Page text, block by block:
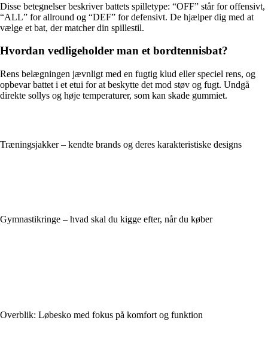
Disse betegnelser beskriver battets spilletype: “OFF” står for offensivt,
“ALL” for allround og “DEF” for defensivt. De hjælper dig med at
vælge et bat, der matcher din spillestil.
Hvordan vedligeholder man et bordtennisbat?
Rens belægningen jævnligt med en fugtig klud eller speciel rens, og
opbevar battet i et etui for at beskytte det mod støv og fugt. Undgå
direkte sollys og høje temperaturer, som kan skade gummiet.
Træningsjakker – kendte brands og deres karakteristiske designs
Gymnastikringe – hvad skal du kigge efter, når du køber
Overblik: Løbesko med fokus på komfort og funktion